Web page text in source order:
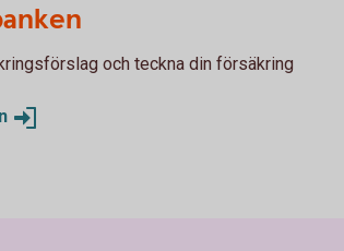
och teckna din försäkring